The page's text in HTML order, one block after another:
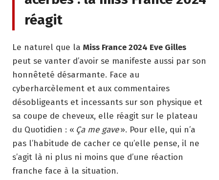
réagit
Le naturel que la Miss France 2024 Eve Gilles
peut se vanter d’avoir se manifeste aussi par son
honnêteté désarmante. Face au
cyberharcèlement et aux commentaires
désobligeants et incessants sur son physique et
sa coupe de cheveux, elle réagit sur le plateau
du Quotidien : « Ça me gave». Pour elle, qui n’a
pas l’habitude de cacher ce qu’elle pense, il ne
s’agit là ni plus ni moins que d’une réaction
franche face à la situation.